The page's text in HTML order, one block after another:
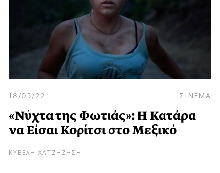
18/05/22 ΣΙΝΕΜΑ
«Νύχτα της Φωτιάς»: Η Κατάρα
να Είσαι Κορίτσι στο Μεξικό
ΚΥΒΕΛΗ ΧΑΤΖΗΖΗΣΗ